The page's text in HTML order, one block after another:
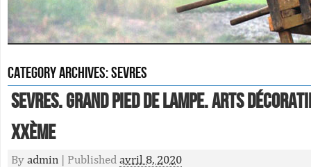
Category Archives:sevres
SEVRES. Grand pied de lampe. Arts
XXème
By admin | Published avril 8, 2020